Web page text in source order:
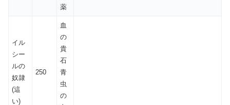
薬
イル
シー
ルの
奴隷
(這
い)
250
血
の
貴
石
青
虫
の